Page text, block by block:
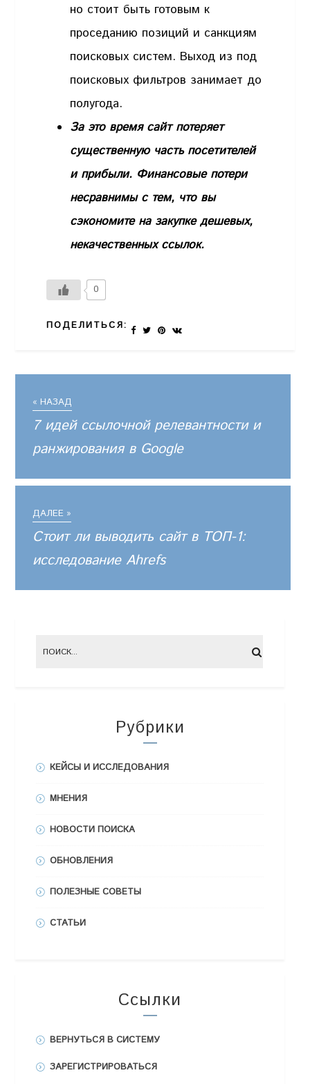
но стоит быть готовым к
проседанию позиций и санкциям
поисковых систем. Выход из под
поисковых фильтров занимает до
полугода.
За это время сайт потеряет
существенную часть посетителей
и прибыли. Финансовые потери
несравнимы с тем, что вы
сэкономите на закупке дешевых,
некачественных ссылок.
0
ПОДЕЛИТЬСЯ:
« НАЗАД
7 идей ссылочной релевантности и
ранжирования в Google
ДАЛЕЕ »
Стоит ли выводить сайт в ТОП-1:
исследование Ahrefs
Рубрики
КЕЙСЫ И ИССЛЕДОВАНИЯ
МНЕНИЯ
НОВОСТИ ПОИСКА
ОБНОВЛЕНИЯ
ПОЛЕЗНЫЕ СОВЕТЫ
СТАТЬИ
Ссылки
ВЕРНУТЬСЯ В СИСТЕМУ
ЗАРЕГИСТРИРОВАТЬСЯ